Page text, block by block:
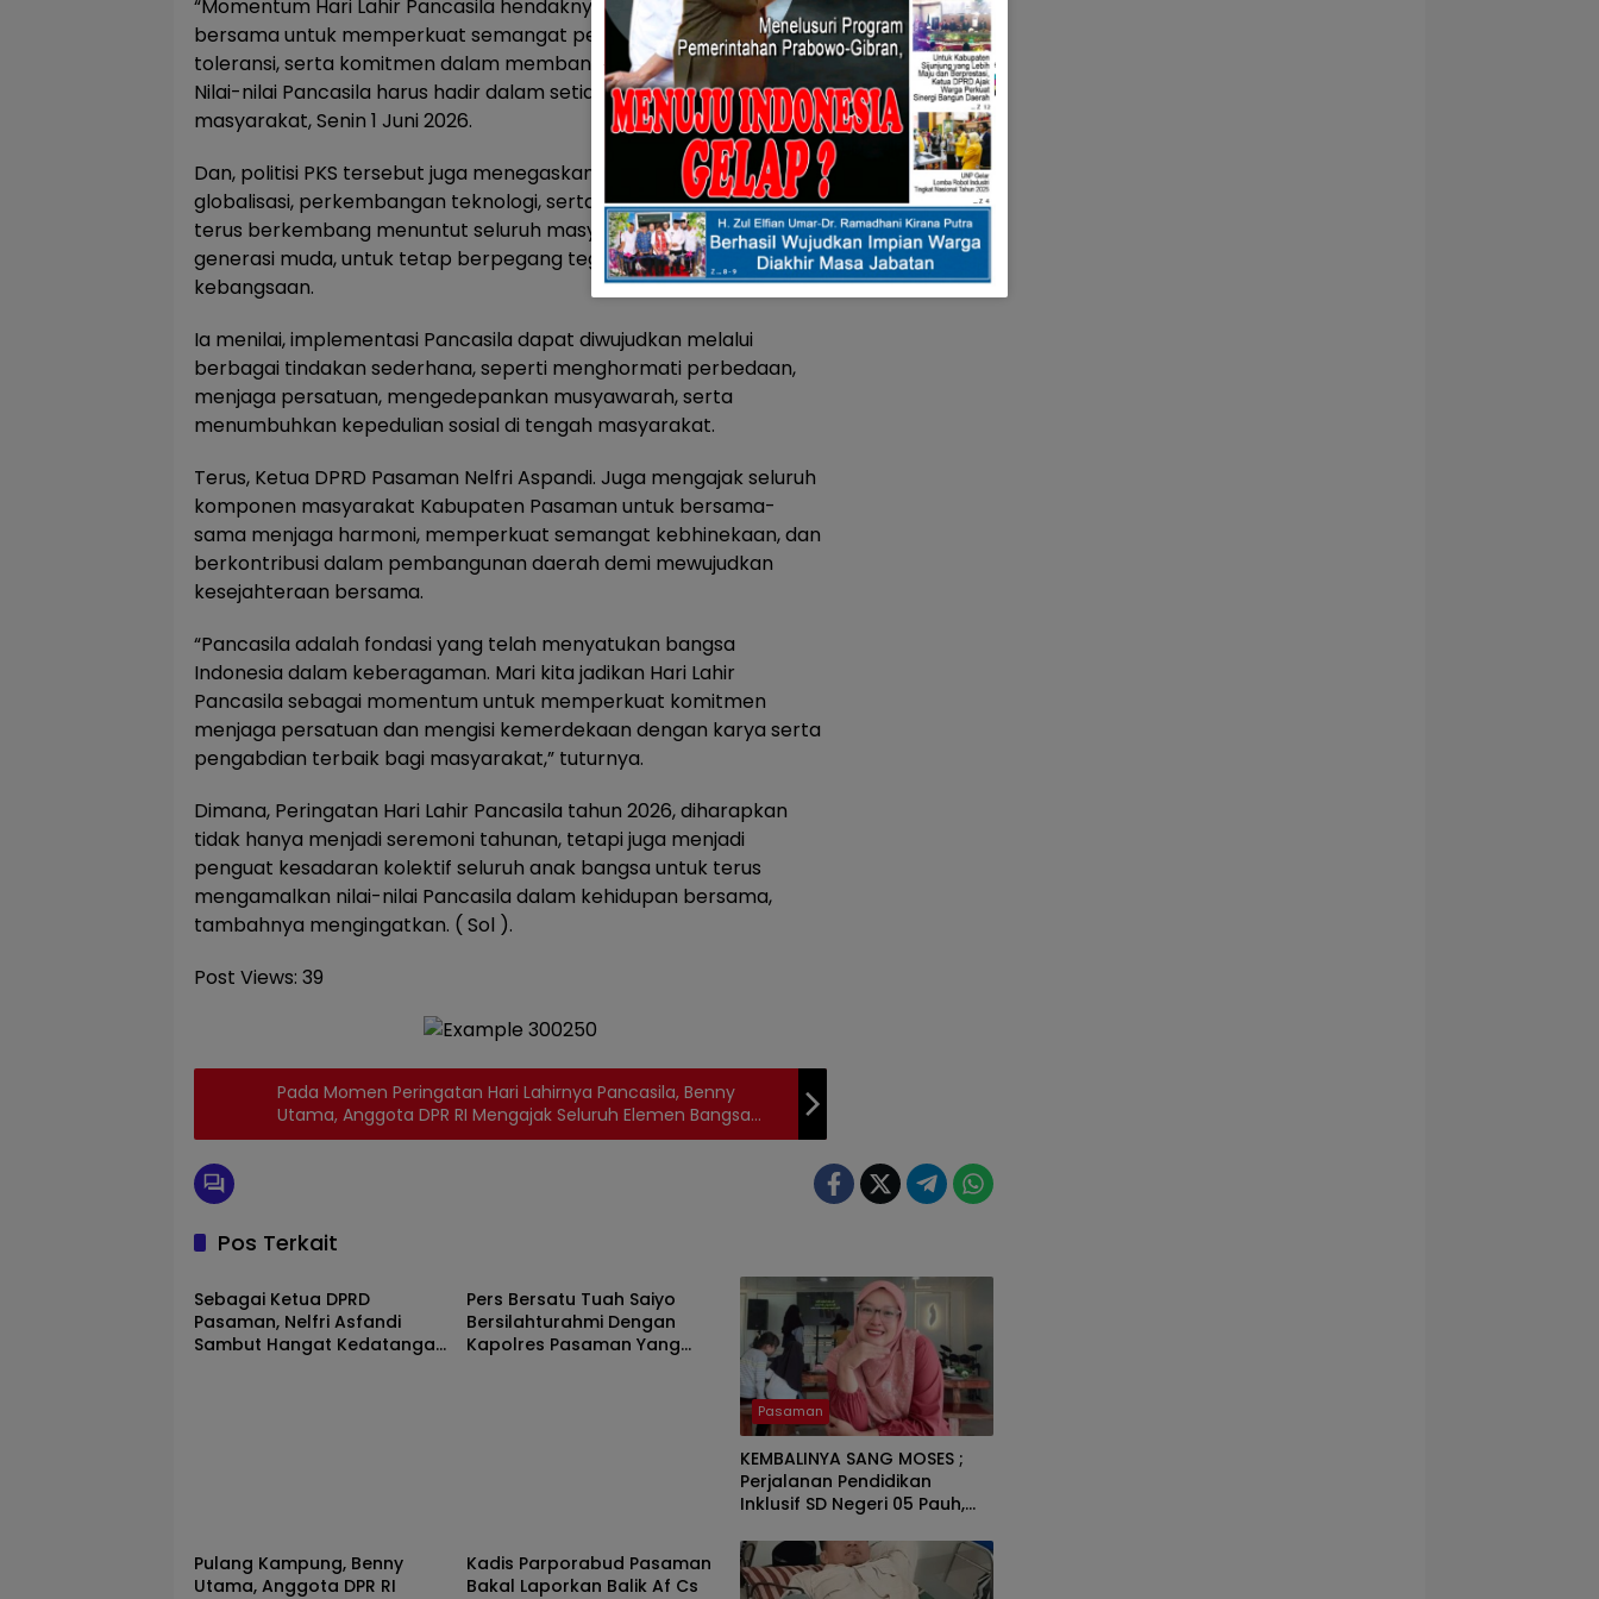
“Momentum Hari Lahir Pancasila hendaknya menjadi refleksi
bersama untuk memperkuat semangat persatuan, gotong royong,
toleransi, serta komitmen dalam membangun daerah dan bangsa.
Nilai-nilai Pancasila harus hadir dalam setiap aspek kehidupan
masyarakat, Senin 1 Juni 2026.
Dan, politisi PKS tersebut juga menegaskan, bahwa tantangan
globalisasi, perkembangan teknologi, serta dinamika sosial yang
terus berkembang menuntut seluruh masyarakat, khususnya
generasi muda, untuk tetap berpegang teguh pada nilai-nilai
kebangsaan.
Ia menilai, implementasi Pancasila dapat diwujudkan melalui
berbagai tindakan sederhana, seperti menghormati perbedaan,
menjaga persatuan, mengedepankan musyawarah, serta
menumbuhkan kepedulian sosial di tengah masyarakat.
Terus, Ketua DPRD Pasaman Nelfri Aspandi. Juga mengajak seluruh
komponen masyarakat Kabupaten Pasaman untuk bersama-
sama menjaga harmoni, memperkuat semangat kebhinekaan, dan
berkontribusi dalam pembangunan daerah demi mewujudkan
kesejahteraan bersama.
“Pancasila adalah fondasi yang telah menyatukan bangsa
Indonesia dalam keberagaman. Mari kita jadikan Hari Lahir
Pancasila sebagai momentum untuk memperkuat komitmen
menjaga persatuan dan mengisi kemerdekaan dengan karya serta
pengabdian terbaik bagi masyarakat,” tuturnya.
Dimana, Peringatan Hari Lahir Pancasila tahun 2026, diharapkan
tidak hanya menjadi seremoni tahunan, tetapi juga menjadi
penguat kesadaran kolektif seluruh anak bangsa untuk terus
mengamalkan nilai-nilai Pancasila dalam kehidupan bersama,
tambahnya mengingatkan. ( Sol ).
Post Views: 39
Pada Momen Peringatan Hari Lahirnya Pancasila, Benny
Utama, Anggota DPR RI Mengajak Seluruh Elemen Bangsa
Untuk Menjadikan Nilai – Nilai Luhur Pancasila Sebagai
Pos Terkait
Pasaman
Sebagai Ketua DPRD
Pasaman, Nelfri Asfandi
Sambut Hangat Kedatangan
Pers Bersatu Tuah Saiyo
Bersilahturahmi Dengan
Kapolres Pasaman Yang
Pasaman
KEMBALINYA SANG MOSES ;
Perjalanan Pendidikan
Inklusif SD Negeri 05 Pauh,
Oleh : Rahmawati Ismar SS (
Guru SDN Pauh , Lubuk
Pulang Kampung, Benny
Utama, Anggota DPR RI
Kadis Parporabud Pasaman
Bakal Laporkan Balik Af Cs